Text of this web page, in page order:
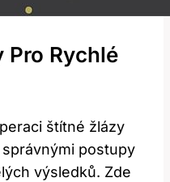
Pro Rychlé
štítné žlázy
postupy
výsledků. Zde⁢